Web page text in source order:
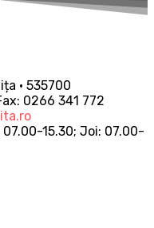
• 535700
0266 341 772
15.30; Joi: 07.00-